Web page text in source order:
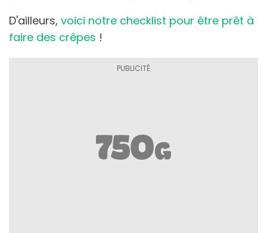
D'ailleurs, voici notre checklist pour être prêt à
faire des crêpes !